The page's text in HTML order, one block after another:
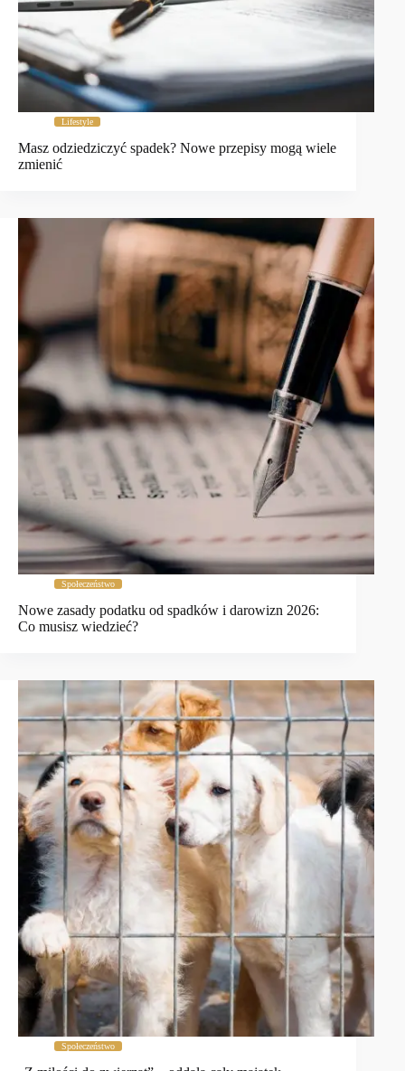
Lifestyle
Masz odziedziczyć spadek? Nowe przepisy mogą wiele
zmienić
Społeczeństwo
Nowe zasady podatku od spadków i darowizn 2026:
Co musisz wiedzieć?
Społeczeństwo